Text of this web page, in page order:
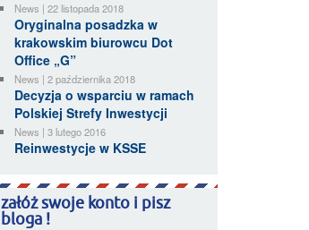
News | 22 listopada 2018
Oryginalna posadzka w
krakowskim biurowcu Dot
Office „G”
News | 2 października 2018
Decyzja o wsparciu w ramach
Polskiej Strefy Inwestycji
News | 3 lutego 2016
Reinwestycje w KSSE
załóż swoje konto i pisz
bloga !